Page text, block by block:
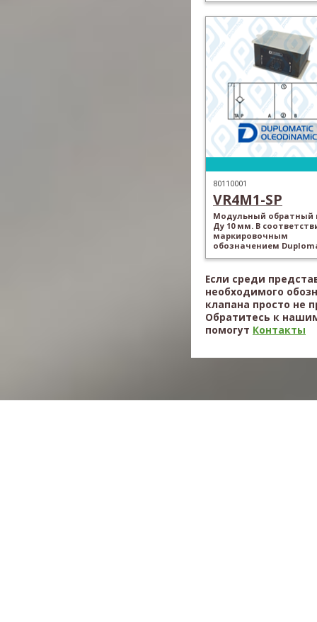
80110001
VR4M1-SP
Модульный обратный
Ду 10 мм. В
маркировочным
обозначением
Если среди
необходимого
клапана просто не
Обратитесь к
помогут Контакты